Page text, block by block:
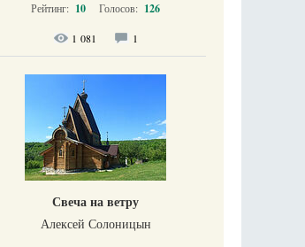
Рейтинг: 10 Голосов: 126
1 081 1
Свеча на ветру
Алексей Солоницын